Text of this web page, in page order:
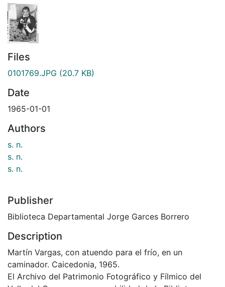
Files
0101769.JPG (20.7 KB)
Date
1965-01-01
Authors
s. n.
s. n.
s. n.
Publisher
Biblioteca Departamental Jorge Garces Borrero
Description
Martín Vargas, con atuendo para el frío, en un
caminador. Caicedonia, 1965.
El Archivo del Patrimonio Fotográfico y Fílmico del